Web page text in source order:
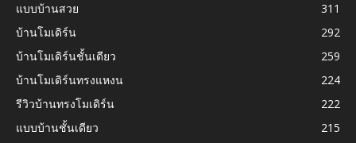
แบบบ้านสวย
311
บ้านโมเดิร์น
292
บ้านโมเดิร์นชั้นเดียว
259
บ้านโมเดิร์นทรงแหงน
224
รีวิวบ้านทรงโมเดิร์น
222
แบบบ้านชั้นเดียว
215